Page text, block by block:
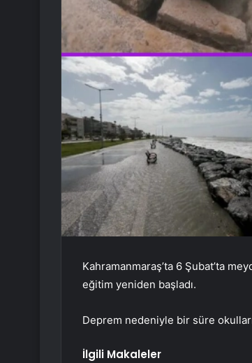
Kahramanmaraş’ta 6 Şubat’ta
eğitim yeniden başladı.
Deprem nedeniyle bir süre
İlgili Makaleler